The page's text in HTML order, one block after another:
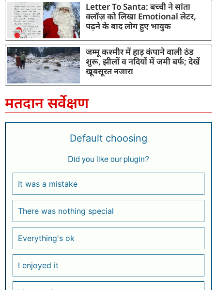
Letter To Santa: बच्ची ने सांता
क्लॉज़ को लिखा Emotional लेटर,
पढ़ने के बाद लोग हुए भावुक
जम्मू कश्मीर में हाड़ कंपाने वाली ठंड
शुरू, झीलों व नदियों में जमी बर्फ; देखें
खूबसूरत नजारा
मतदान सर्वेक्षण
Default choosing
Did you like our plugin?
It was a mistake
There was nothing special
Everything's ok
I enjoyed it